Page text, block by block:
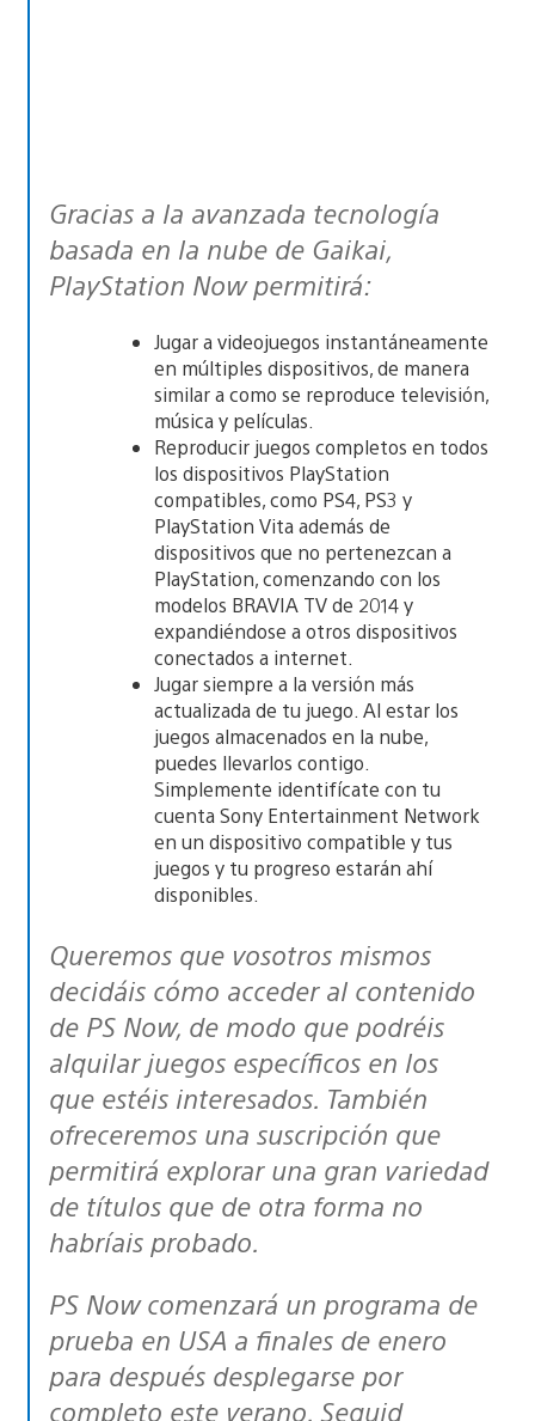
Gracias a la avanzada tecnología
basada en la nube de Gaikai,
PlayStation Now permitirá:
Jugar a videojuegos instantáneamente
en múltiples dispositivos, de manera
similar a como se reproduce televisión,
música y películas.
Reproducir juegos completos en todos
los dispositivos PlayStation
compatibles, como PS4, PS3 y
PlayStation Vita además de
dispositivos que no pertenezcan a
PlayStation, comenzando con los
modelos BRAVIA TV de 2014 y
expandiéndose a otros dispositivos
conectados a internet.
Jugar siempre a la versión más
actualizada de tu juego. Al estar los
juegos almacenados en la nube,
puedes llevarlos contigo.
Simplemente identifícate con tu
cuenta Sony Entertainment Network
en un dispositivo compatible y tus
juegos y tu progreso estarán ahí
disponibles.
Queremos que vosotros mismos
decidáis cómo acceder al contenido
de PS Now, de modo que podréis
alquilar juegos específicos en los
que estéis interesados. También
ofreceremos una suscripción que
permitirá explorar una gran variedad
de títulos que de otra forma no
habríais probado.
PS Now comenzará un programa de
prueba en USA a finales de enero
para después desplegarse por
completo este verano. Seguid